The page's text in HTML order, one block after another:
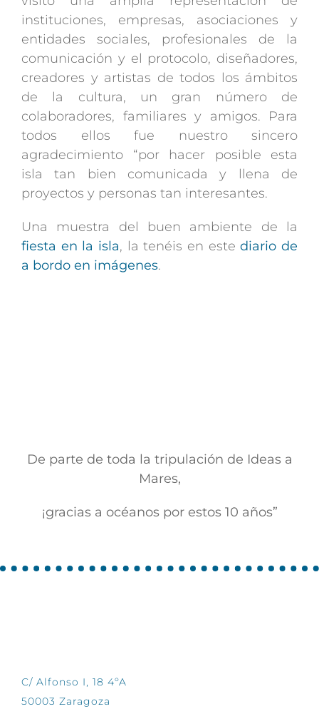
instituciones, empresas, asociaciones y
entidades sociales, profesionales de la
comunicación y el protocolo, diseñadores,
creadores y artistas de todos los ámbitos
de la cultura, un gran número de
colaboradores, familiares y amigos. Para
todos ellos fue nuestro sincero
agradecimiento “por hacer posible esta
isla tan bien comunicada y llena de
proyectos y personas tan interesantes.
Una muestra del buen ambiente de la
fiesta en la isla, la tenéis en estediario de
a bordo en imágenes.
De parte de toda la tripulación de Ideas a
Mares,
¡gracias a océanos por estos 10 años”
C/ Alfonso I, 18 4ºA
50003 Zaragoza